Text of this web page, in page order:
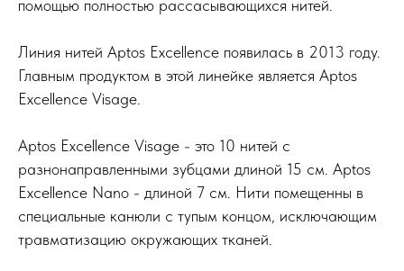
помощью полностью рассасывающихся нитей.
Линия нитей Aptos Excellence появилась в 2013 году.
Главным продуктом в этой линейке является Aptos
Excellence Visage.
Aptos Excellence Visage - это 10 нитей с
разнонаправленными зубцами длиной 15 см. Aptos
Excellence Nano - длиной 7 см. Нити помещенны в
специальные канюли с тупым концом, исключающим
травматизацию окружающих тканей.